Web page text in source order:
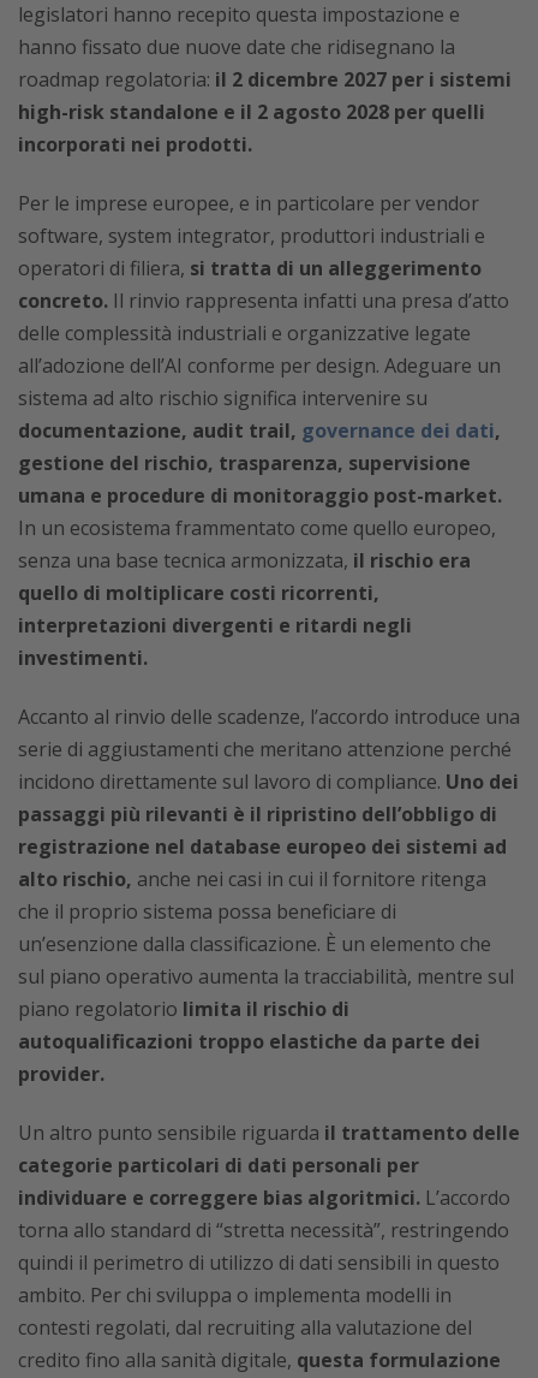
legislatori hanno recepito questa impostazione e
hanno fissato due nuove date che ridisegnano la
roadmap regolatoria: il 2 dicembre 2027 per i sistemi
high-risk standalone e il 2 agosto 2028 per quelli
incorporati nei prodotti.
Per le imprese europee, e in particolare per vendor
software, system integrator, produttori industriali e
operatori di filiera, si tratta di un alleggerimento
concreto. Il rinvio rappresenta infatti una presa d’atto
delle complessità industriali e organizzative legate
all’adozione dell’AI conforme per design. Adeguare un
sistema ad alto rischio significa intervenire su
documentazione, audit trail, governance dei dati,
gestione del rischio, trasparenza, supervisione
umana e procedure di monitoraggio post-market.
In un ecosistema frammentato come quello europeo,
senza una base tecnica armonizzata, il rischio era
quello di moltiplicare costi ricorrenti,
interpretazioni divergenti e ritardi negli
investimenti.
Accanto al rinvio delle scadenze, l’accordo introduce una
serie di aggiustamenti che meritano attenzione perché
incidono direttamente sul lavoro di compliance. Uno dei
passaggi più rilevanti è il ripristino dell’obbligo di
registrazione nel database europeo dei sistemi ad
alto rischio, anche nei casi in cui il fornitore ritenga
che il proprio sistema possa beneficiare di
un’esenzione dalla classificazione. È un elemento che
sul piano operativo aumenta la tracciabilità, mentre sul
piano regolatorio limita il rischio di
autoqualificazioni troppo elastiche da parte dei
provider.
Un altro punto sensibile riguarda il trattamento delle
categorie particolari di dati personali per
individuare e correggere bias algoritmici. L’accordo
torna allo standard di “stretta necessità”, restringendo
quindi il perimetro di utilizzo di dati sensibili in questo
ambito. Per chi sviluppa o implementa modelli in
contesti regolati, dal recruiting alla valutazione del
credito fino alla sanità digitale, questa formulazione